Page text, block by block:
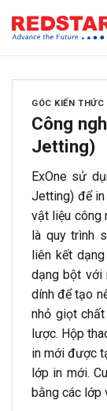
qua
GÓC KIẾN THỨC
Công
Jetting)
ExOne sử
Jetting) để
vật liệu công
là quy trình
liên kết
dạng bột với
dính để tạo
nhỏ giọt
lược. Hộp
in mới được
lớp in mới.
bằng các lớp